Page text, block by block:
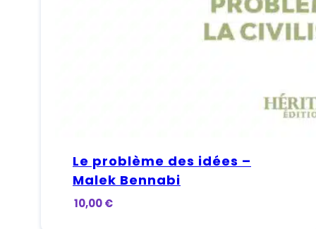
Le problème des idées –
Malek Bennabi
10,00€